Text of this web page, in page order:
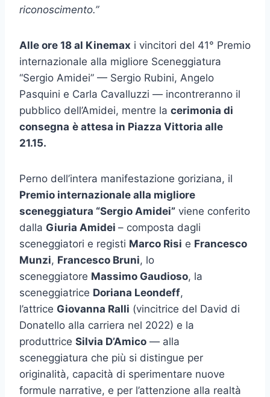
riconoscimento.”
Alle ore 18 al Kinemax i vincitori del 41° Premio
internazionale alla migliore Sceneggiatura
“Sergio Amidei” — Sergio Rubini, Angelo
Pasquini e Carla Cavalluzzi — incontreranno il
pubblico dell’Amidei, mentre la cerimonia di
consegna è attesa in Piazza Vittoria alle
21.15.
Perno dell’intera manifestazione goriziana, il
Premio internazionale alla migliore
sceneggiatura “Sergio Amidei” viene conferito
dalla Giuria Amidei – composta dagli
sceneggiatori e registi Marco Risi e Francesco
Munzi, Francesco Bruni, lo
sceneggiatore Massimo Gaudioso, la
sceneggiatrice Doriana Leondeff,
l’attrice Giovanna Ralli (vincitrice del David di
Donatello alla carriera nel 2022) e la
produttrice Silvia D’Amico — alla
sceneggiatura che più si distingue per
originalità, capacità di sperimentare nuove
formule narrative, e per l’attenzione alla realtà